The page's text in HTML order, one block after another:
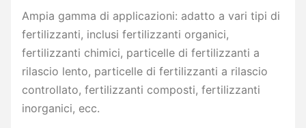
Ampia gamma di applicazioni: adatto a vari tipi di
fertilizzanti, inclusi fertilizzanti organici,
fertilizzanti chimici, particelle di fertilizzanti a
rilascio lento, particelle di fertilizzanti a rilascio
controllato, fertilizzanti composti, fertilizzanti
inorganici, ecc.